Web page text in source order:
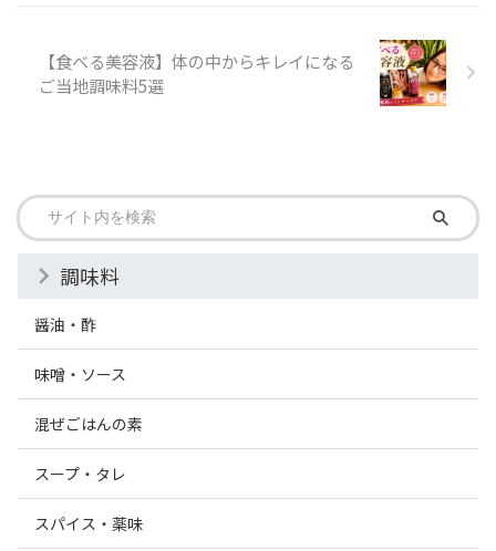
【食べる美容液】体の中からキレイになる
ご当地調味料5選
調味料
醤油・酢
味噌・ソース
混ぜごはんの素
スープ・タレ
スパイス・薬味